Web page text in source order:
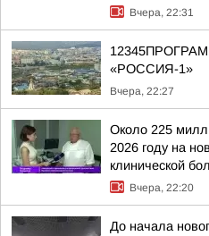
Вчера, 22:31
«РОССИЯ-1»
Вчера, 22:27
Около 225
2026 году на
клинической
Вчера, 22:20
До начала